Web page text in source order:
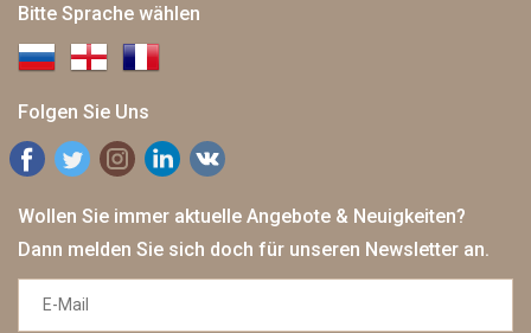
Bitte Sprache wählen
Folgen Sie Uns
Wollen Sie immer aktuelle Angebote & Neuigkeiten?
Dann melden Sie sich doch für unseren Newsletter an.